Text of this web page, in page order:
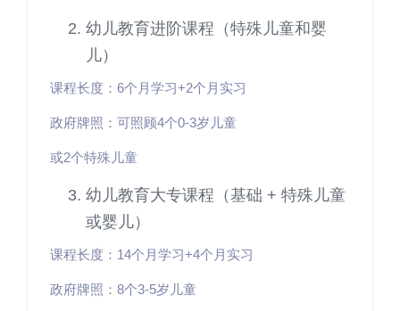
幼儿教育进阶课程（特殊儿童和婴
儿）
课程长度：6个月学习+2个月实习
政府牌照：可照顾4个0-3岁儿童
或2个特殊儿童
幼儿教育大专课程（基础 + 特殊儿童
或婴儿）
课程长度：14个月学习+4个月实习
政府牌照：8个3-5岁儿童